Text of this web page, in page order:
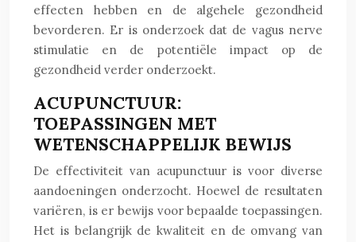
effecten hebben en de algehele gezondheid
bevorderen. Er is onderzoek dat de vagus nerve
stimulatie en de potentiële impact op de
gezondheid verder onderzoekt.
ACUPUNCTUUR:
TOEPASSINGEN MET
WETENSCHAPPELIJK BEWIJS
De effectiviteit van acupunctuur is voor diverse
aandoeningen onderzocht. Hoewel de resultaten
variëren, is er bewijs voor bepaalde toepassingen.
Het is belangrijk de kwaliteit en de omvang van